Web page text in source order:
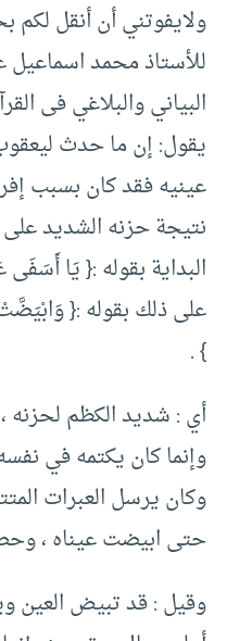
ولايفوتني أن أنقل
للأستاذ محمد
البياني والبلاغي فى
يقول: إن ما حدث
عينيه فقد كان بسبب
نتيجة حزنه الشديد
البداية بقوله :{ يَا
على ذلك بقوله :{
} .
أي : شديد الكظم لحزنه
وإنما كان يكتمه في
وكان يرسل العبرات
حتى ابيضت عيناه ،
وقيل : قد تبيض العين